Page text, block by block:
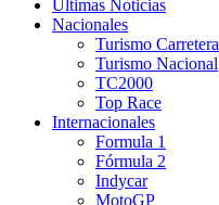
Últimas Noticias
Nacionales
Turismo Carretera
Turismo Nacional
TC2000
Top Race
Internacionales
Formula 1
Fórmula 2
Indycar
MotoGP